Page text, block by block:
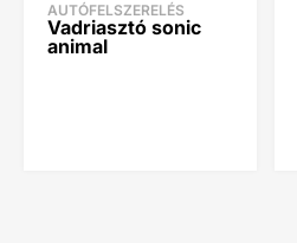
AUTÓFELSZERELÉS
Vadriasztó sonic
animal